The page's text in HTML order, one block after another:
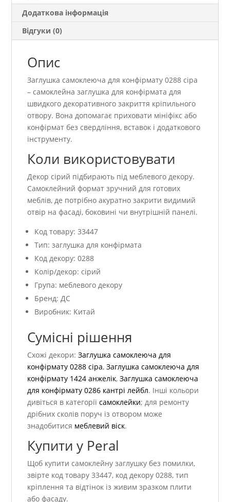
Додаткова інформація
Відгуки (0)
Опис
Заглушка самоклеюча для конфірмату 0288 сіра
– самоклейна заглушка для конфірмата для
швидкого декоративного закриття кріпильного
отвору. Вона допомагає приховати мініфікс або
конфірмат без свердління, вставок і додаткового
інструменту.
Коли використовувати
Декор сірий підбирають під меблевого декору.
Самоклейний формат зручний для готових
меблів, де потрібно акуратно закрити видимий
отвір на фасаді, боковині чи внутрішній панелі.
Код товару: 33447
Тип: заглушка для конфірмата
Код декору: 0288
Колір/декор: сірий
Група: меблевого декору
Бренд: ДС
Виробник: Китай
Сумісні рішення
Схожі декори:Заглушка самоклеюча для
конфірмату 0288 сіра,Заглушка самоклеюча для
конфірмату 1424 анжелік,Заглушка самоклеюча
для конфірмату 0286 кантрі лейбл. Інші кольори
дивіться в категоріїсамоклейки; для ремонту
дрібних сколів поруч із отвором може
знадобитися меблевий віск.
Купити у Peral
Щоб купити самоклейну заглушку без помилки,
звірте код товару 33447, код декору 0288, тип
кріплення та відтінок із живим зразком плити
або фасаду.